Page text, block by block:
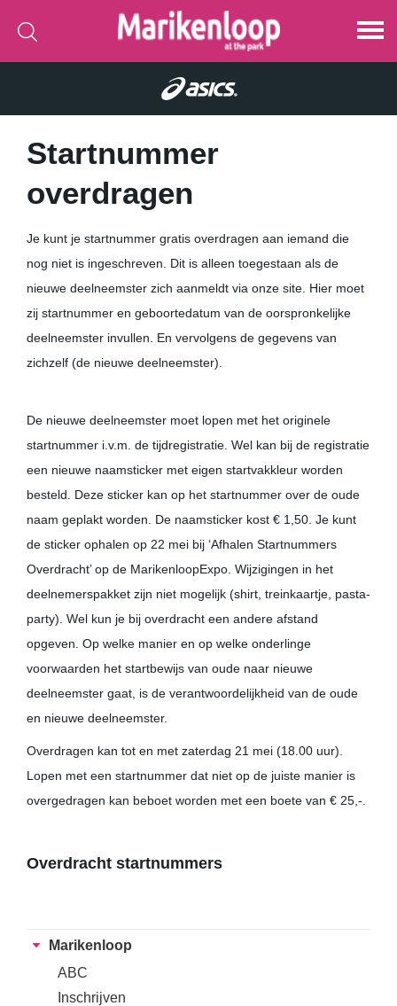
Startnummer
overdragen
Je kunt je startnummer gratis overdragen aan iemand die
nog niet is ingeschreven. Dit is alleen toegestaan als de
nieuwe deelneemster zich aanmeldt via onze site. Hier moet
zij startnummer en geboortedatum van de oorspronkelijke
deelneemster invullen. En vervolgens de gegevens van
zichzelf (de nieuwe deelneemster).
De nieuwe deelneemster moet lopen met het originele
startnummer i.v.m. de tijdregistratie. Wel kan bij de registratie
een nieuwe naamsticker met eigen startvakkleur worden
besteld. Deze sticker kan op het startnummer over de oude
naam geplakt worden. De naamsticker kost € 1,50. Je kunt
de sticker ophalen op 22 mei bij ‘Afhalen Startnummers
Overdracht’ op de MarikenloopExpo. Wijzigingen in het
deelnemerspakket zijn niet mogelijk (shirt, treinkaartje, pasta-
party). Wel kun je bij overdracht een andere afstand
opgeven. Op welke manier en op welke onderlinge
voorwaarden het startbewijs van oude naar nieuwe
deelneemster gaat, is de verantwoordelijkheid van de oude
en nieuwe deelneemster.
Overdragen kan tot en met zaterdag 21 mei (18.00 uur).
Lopen met een startnummer dat niet op de juiste manier is
overgedragen kan beboet worden met een boete van € 25,-.
Overdracht startnummers
Marikenloop
ABC
Inschrijven